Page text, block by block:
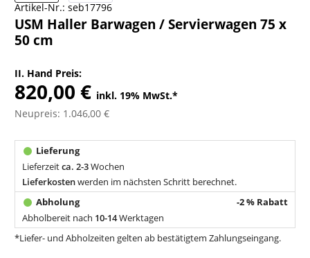
Artikel-Nr.: seb17796
USM Haller Barwagen / Servierwagen 75 x
50 cm
II. Hand Preis:
820,00 € inkl. 19% MwSt.*
Neupreis: 1.046,00 €
Lieferzeitca. 2-3Wochen
Lieferkostenwerden im nächsten Schritt berechnet.
-2 % Rabatt
Abholbereit nach 10-14Werktagen
*Liefer- und Abholzeiten gelten ab bestätigtem Zahlungseingang.